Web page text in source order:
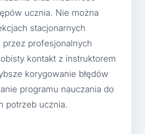
ucznia. Nie można
stacjonarnych
przez profesjonalnych
kontakt z instruktorem
korygowanie błędów
programu nauczania do
potrzeb ucznia.